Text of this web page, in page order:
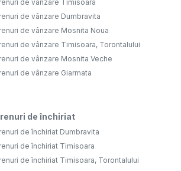
de vânzare Timisoara
de vânzare Dumbravita
de vânzare Mosnita Noua
de vânzare Timisoara, Torontalului
de vânzare Mosnita Veche
de vânzare Giarmata
de închiriat
de închiriat Dumbravita
de închiriat Timisoara
de închiriat Timisoara, Torontalului